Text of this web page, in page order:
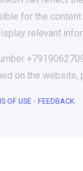
for the
relevant
on the
OF USE • FEEDBACK